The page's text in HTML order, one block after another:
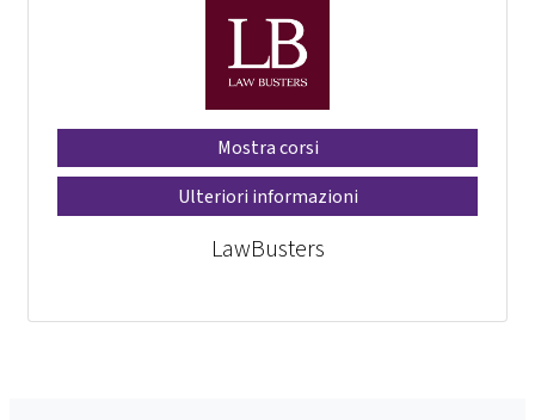
Mostra corsi
Ulteriori informazioni
LawBusters